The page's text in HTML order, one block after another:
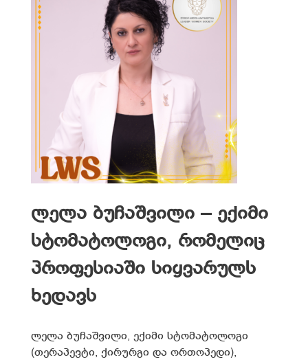
ლელა ბუჩაშვილი – ექიმი
სტომატოლოგი, რომელიც
პროფესიაში სიყვარულს
ხედავს
ლელა ბუჩაშვილი, ექიმი სტომატოლოგი
(თერაპევტი, ქირურგი და ორთოპედი),